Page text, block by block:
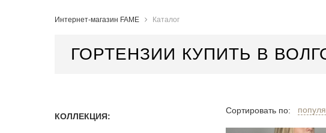
Интернет-магазин FAME Каталог
ГОРТЕНЗИИ КУПИТЬ В
КОЛЛЕКЦИЯ:
Сортировать по: